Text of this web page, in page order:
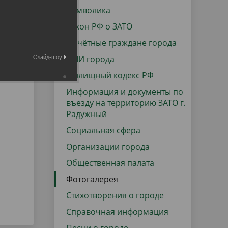
Городская среда
Региональный контроль
Поддержка малого и среднего
предпринимательства
Символика
Закон РФ о ЗАТО
Почётные граждане города
СМИ города
Жилищный кодекс РФ
Информация и документы по
въезду на территорию ЗАТО г.
Радужный
Социальная сфера
Организации города
Общественная палата
Фотогалерея
Стихотворения о городе
Справочная информация
Слайд-шоу: